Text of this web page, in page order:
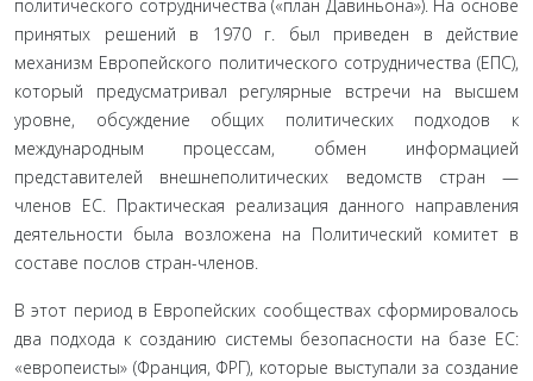
политического сотрудничества («план Давиньона»). На основе
принятых решений в 1970 г. был приведен в действие
механизм Европейского политического сотрудничества (ЕПС),
который предусматривал регулярные встречи на высшем
уровне, обсуждение общих политических подходов к
международным процессам, обмен информацией
представителей внешнеполитических ведомств стран —
членов ЕС. Практическая реализация данного направления
деятельности была возложена на Политический комитет в
составе послов стран-членов.
В этот период в Европейских сообществах сформировалось
два подхода к созданию системы безопасности на базе ЕС:
«европеисты» (Франция, ФРГ), которые выступали за создание